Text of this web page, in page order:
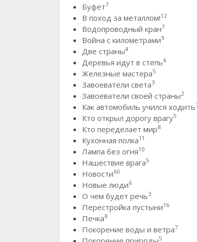
Буфет7
В поход за металлом!12
Водопроводный кран7
Война с километрами9
Две страны4
Деревья идут в степь6
Железные мастера5
Завоеватели света3
Завоеватели своей страны2
Как автомобиль учился ходить
Кто открыл дорогу врагу5
Кто переделает мир8
Кухонная полка11
Лампа без огня10
Нашествие врага5
Новости60
Новые люди6
О чем будет речь3
Перестройка пустыни16
Печка8
Покорение воды и ветра7
5